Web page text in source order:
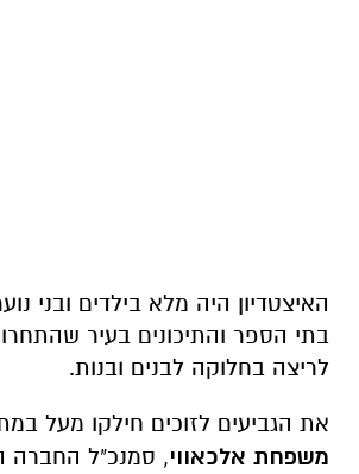
האיצטדיון היה מלא בילדים ובני
בתי הספר והתיכונים בעיר
לריצה בחלוקה לבנים ובנות.
את הגביעים לזוכים חילקו מעל
משפחת אלכאווי, סמנכ"ל החברה